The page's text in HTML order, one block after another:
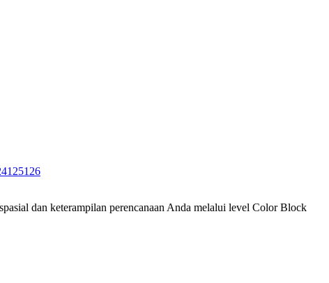
125126
dan keterampilan perencanaan Anda melalui level Color Block